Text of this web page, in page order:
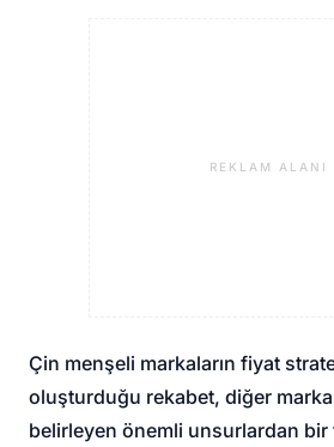
REKLAM ALANI
Çin menşeli markaların fiyat
oluşturduğu rekabet, diğer
belirleyen önemli unsurlardan bir